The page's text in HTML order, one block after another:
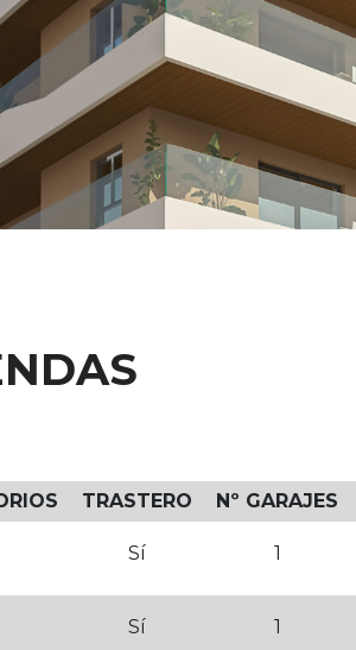
TRASTERO Nº GARAJES
Sí 1
Sí 1